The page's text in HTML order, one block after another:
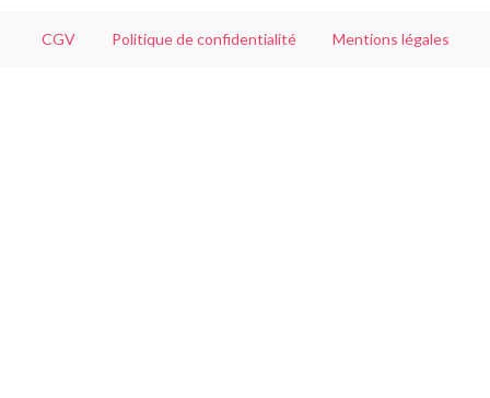
CGV Politique de confidentialité Mentions légales